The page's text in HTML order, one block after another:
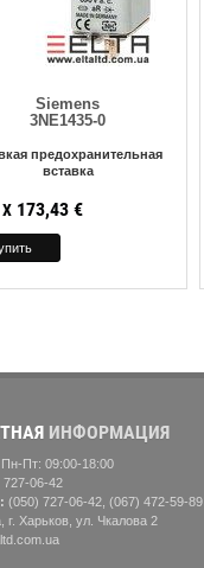
Siemens
3NE1435-0
предохранительная
вставка
X 173,43 €
ИНФОРМАЦИЯ
Пн-Пт: 09:00-18:00
‎727-06-42
(050) 727-06-42, (067) 472-59-89
г. Харьков, ул. Чкалова 2